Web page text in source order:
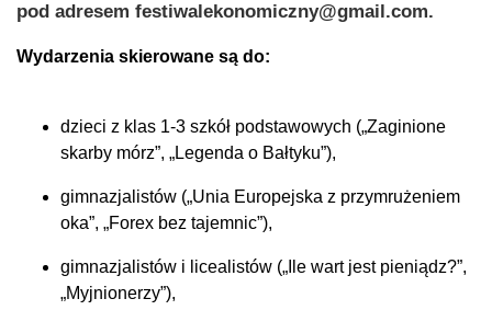
pod adresem festiwalekonomiczny@gmail.com.
Wydarzenia skierowane są do:
dzieci z klas 1-3 szkół podstawowych („Zaginione
skarby mórz”, „Legenda o Bałtyku”),
gimnazjalistów („Unia Europejska z przymrużeniem
oka”, „Forex bez tajemnic”),
gimnazjalistów i licealistów („Ile wart jest pieniądz?”,
„Myjnionerzy”),